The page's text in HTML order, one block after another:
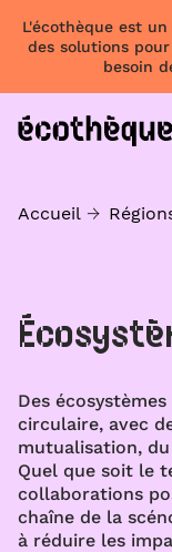
L'écothèque est
des solutions
besoin
Accueil
Des
circulaire, avec
mutualisation,
Quel que soit le
collaborations
chaîne de la
à réduire les